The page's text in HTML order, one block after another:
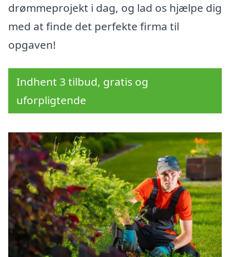
drømmeprojekt i dag, og lad os hjælpe dig
med at finde det perfekte firma til
opgaven!
Indhent 3 tilbud, gratis og
uforpligtende